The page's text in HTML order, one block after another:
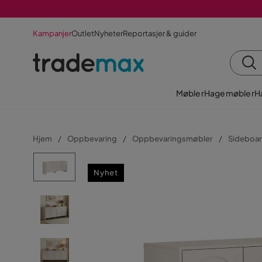
KampanjerOutletNyheterReportasjer & guider
MøblerHagemøbler
Hjem Oppbevaring Oppbevaringsmøbler
Nyhet